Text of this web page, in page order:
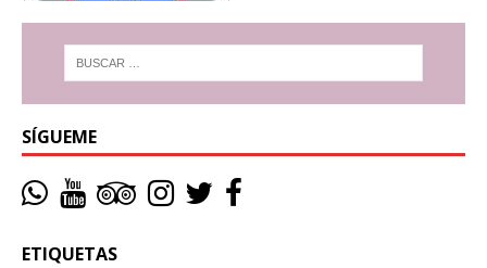
SÍGUEME
ETIQUETAS